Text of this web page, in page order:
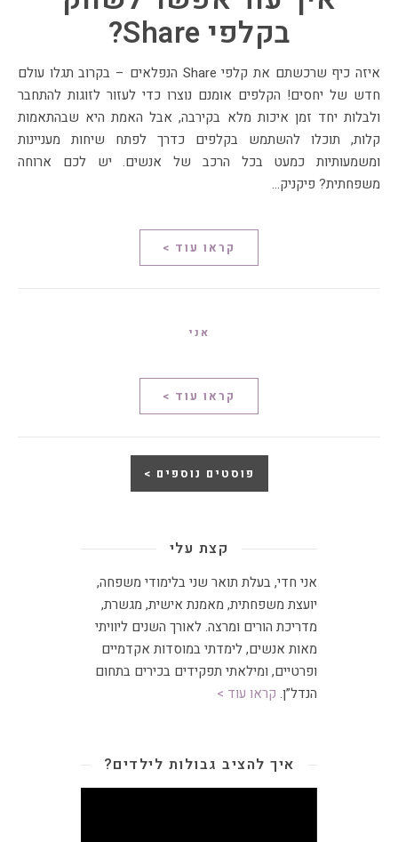
בקלפי Share?
איזה כיף שרכשתם את קלפי Share הנפלאים – בקרוב תגלו עולם
חדש של יחסים! הקלפים אומנם נוצרו כדי לעזור לזוגות להתחבר
ולבלות יחד זמן איכות מלא בקירבה, אבל האמת היא שבהתאמות
קלות, תוכלו להשתמש בקלפים כדרך לפתח שיחות מעניינות
ומשמעותיות כמעט בכל הרכב של אנשים. יש לכם ארוחה
משפחתית? פיקניק…
קראו עוד >
אני
קראו עוד >
פוסטים נוספים >
קצת עלי
אני חדי, בעלת תואר שני בלימודי משפחה,
יועצת משפחתית, מאמנת אישית, מגשרת,
מדריכת הורים ומרצה. לאורך השנים ליוויתי
מאות אנשים, לימדתי במוסדות אקדמיים
ופרטיים, ומילאתי תפקידים בכירים בתחום
הנדל”ן. קראו עוד >
איך להציב גבולות לילדים?
נגן